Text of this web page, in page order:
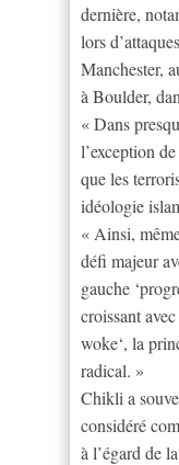
dernière,
lors
Manchester,
à Boulder,
« Dans
l’exception
que les
idéologie
« Ainsi,
défi majeur
gauche
croissant
woke‘, la
radical. »
Chikli a
considéré
à l’égard de